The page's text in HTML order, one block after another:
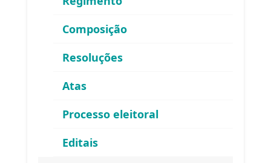
Composição
Resoluções
Atas
Processo eleitoral
Editais
ENDEREÇO
Atendimento ao Público / Correspondências